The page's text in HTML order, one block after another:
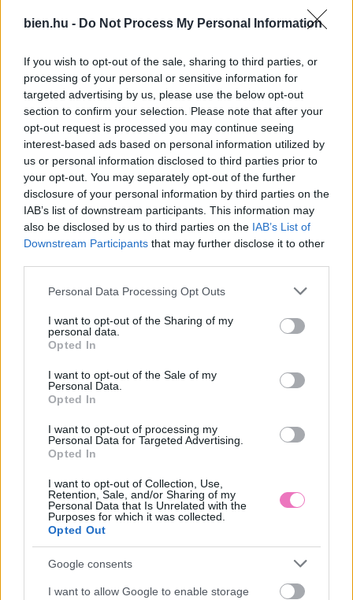
bien.hu - Do Not Process My Personal Information
If you wish to opt-out of the sale, sharing to third parties, or
processing of your personal or sensitive information for
targeted advertising by us, please use the below opt-out
section to confirm your selection. Please note that after your
opt-out request is processed you may continue seeing
interest-based ads based on personal information utilized by
us or personal information disclosed to third parties prior to
your opt-out. You may separately opt-out of the further
disclosure of your personal information by third parties on the
IAB’s list of downstream participants. This information may
also be disclosed by us to third parties on the IAB’s List of
Downstream Participants that may further disclose it to other
Please note that this website/app uses one or more Google
not limited to your visit or usage behaviour. You may click to
grant or deny consent to Google and its third-party tags to
use your data for below specified purposes in below Google
consent section.
Personal Data Processing Opt Outs
I want to opt-out of the Sharing of my
personal data.
Opted In
I want to opt-out of the Sale of my
Personal Data.
Opted In
I want to opt-out of processing my
Personal Data for Targeted Advertising.
Opted In
I want to opt-out of Collection, Use,
Retention, Sale, and/or Sharing of my
Personal Data that Is Unrelated with the
Purposes for which it was collected.
Opted Out
Google consents
I want to allow Google to enable storage
Sárga izzadságfoltok a
fehér pólón? A filléres
házi szer, ami csodát tesz
4 dolog, amit olyan
emberektől tanultam
meg, akiket ki nem
állhatok
Ma, augusztus 6.: Berta és
Bettina névnapját
ünnepeljük – Milyen
személyiségre utalnak a
nevek?
Kövesd a Bien.hu cikkeit a Google Hírek-ben
BÁNTALMAZÁS ERŐSZAK PÁRKAPCSOLAT